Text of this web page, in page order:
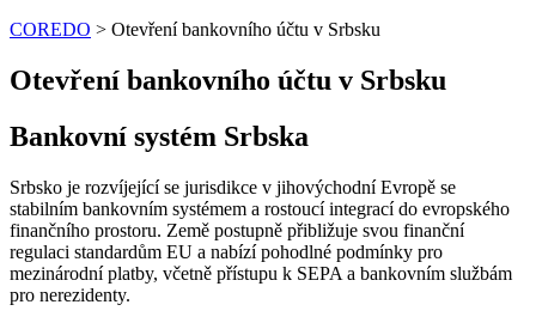
COREDO > Otevření bankovního účtu v Srbsku
Otevření bankovního účtu v Srbsku
Bankovní systém Srbska
Srbsko je rozvíjející se jurisdikce v jihovýchodní Evropě se
stabilním bankovním systémem a rostoucí integrací do evropského
finančního prostoru. Země postupně přibližuje svou finanční
regulaci standardům EU a nabízí pohodlné podmínky pro
mezinárodní platby, včetně přístupu k SEPA a bankovním službám
pro nerezidenty.